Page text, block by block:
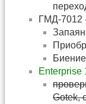
ГМД-7012
Enterprise
Gotek,